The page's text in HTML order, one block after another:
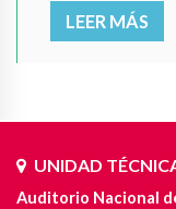
LEER MÁS
UNIDAD
Auditorio Nacional